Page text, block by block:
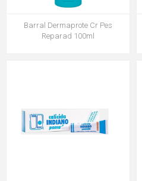
Barral Dermaprote Cr Pes
Reparad 100ml